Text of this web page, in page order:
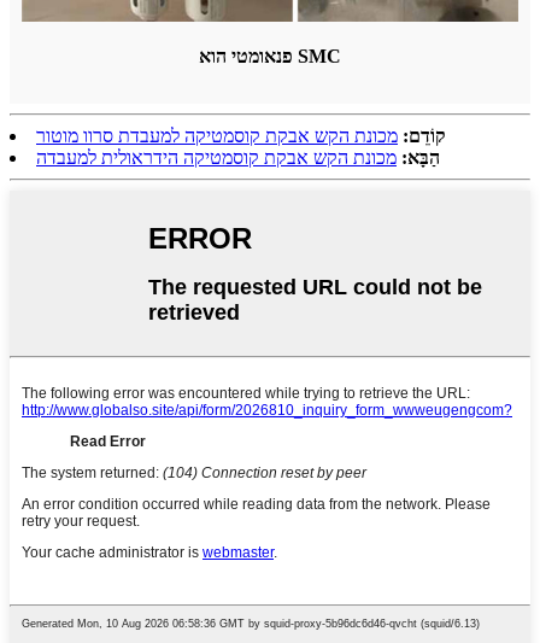
פנאומטי הוא SMC
קוֹדֵם: מכונת הקש אבקת קוסמטיקה למעבדת סרוו מוטור
הַבָּא: מכונת הקש אבקת קוסמטיקה הידראולית למעבדה